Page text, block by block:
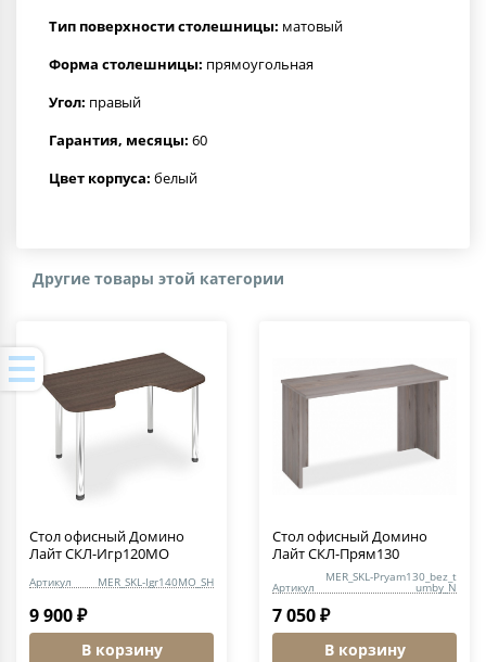
Тип поверхности столешницы: матовый
Форма столешницы: прямоугольная
Угол: правый
Гарантия, месяцы: 60
Цвет корпуса: белый
Другие товары этой категории
Стол офисный Домино
Лайт СКЛ-Игр120МО
Артикул MER_SKL-Igr140MO_SH
9 900 ₽
В корзину
Стол офисный Домино
Лайт СКЛ-Прям130
Артикул
MER_SKL-Pryam130_bez_t
umby_N
7 050 ₽
В корзину